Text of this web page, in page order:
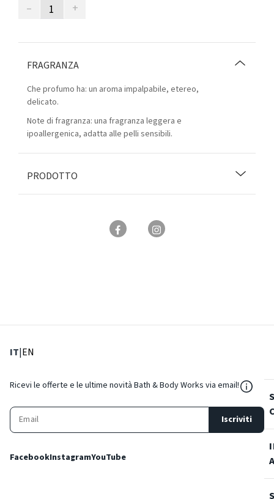
– +
FRAGRANZA
Che profumo ha: un aroma impalpabile, etereo,
delicato.
Note di fragranza: una fragranza leggera e
ipoallergenica, adatta alle pelli sensibili.
PRODOTTO
IT: Lingua corrente
|EN
Ricevi le offerte e le ultime novità Bath & Body Works via email!
Iscriviti
FacebookInstagramYouTube